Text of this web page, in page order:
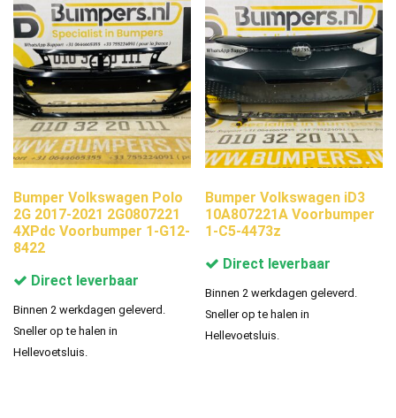
Bumper Volkswagen Polo
2G 2017-2021 2G0807221
4XPdc Voorbumper 1-G12-
8422
Direct leverbaar
Binnen 2 werkdagen geleverd.
Sneller op te halen in
Hellevoetsluis.
Bumper Volkswagen iD3
10A807221A Voorbumper
1-C5-4473z
Direct leverbaar
Binnen 2 werkdagen geleverd.
Sneller op te halen in
Hellevoetsluis.